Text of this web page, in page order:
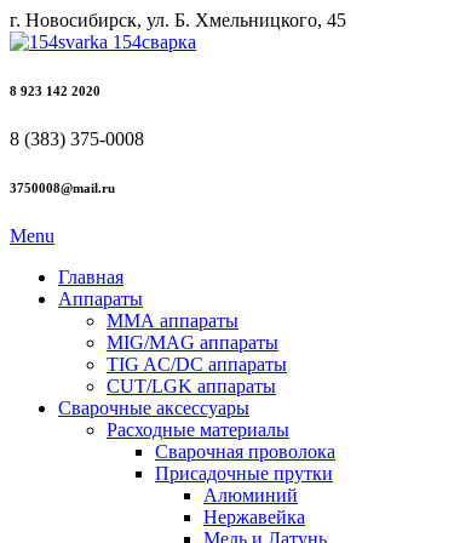
г. Новосибирск, ул. Б. Хмельницкого, 45
8 923 142 2020
8 (383) 375-0008
3750008@mail.ru
Menu
Главная
Аппараты
ММА аппараты
MIG/MAG аппараты
TIG AC/DC аппараты
CUT/LGK аппараты
Сварочные аксессуары
Расходные материалы
Сварочная проволока
Присадочные прутки
Алюминий
Нержавейка
Медь и Латунь